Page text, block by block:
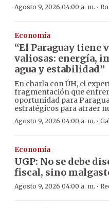
Agosto 9, 2026 04:00 a. m. ·
Economía
“El Paraguay tiene
valiosas: energía,
agua y estabilidad”
En charla con ÚH, el
fragmentación que
oportunidad para
estratégicos para atraer
Agosto 9, 2026 04:00 a. m. ·
Economía
UGP: No se debe
fiscal, sino
Agosto 9, 2026 04:00 a. m. ·